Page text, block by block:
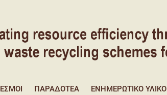
ΠΑΡΑΔΟΤΈΑ ΕΝΗΜΕΡΩΤΙΚΌ ΥΛΙΚΌ